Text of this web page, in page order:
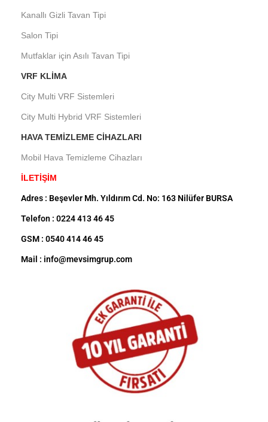
Kanallı Gizli Tavan Tipi
Salon Tipi
Mutfaklar için Asılı Tavan Tipi
VRF KLIMA
City Multi VRF Sistemleri
City Multi Hybrid VRF Sistemleri
HAVA TEMIZLEME CIHAZLARI
Mobil Hava Temizleme Cihazları
İLETİŞİM
Adres : Beşevler Mh. Yıldırım Cd. No: 163 Nilüfer BURSA
Telefon : 0224 413 46 45
GSM : 0540 414 46 45
Mail : info@mevsimgrup.com